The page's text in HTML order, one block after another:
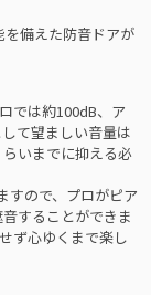
備えた防音ドアが
では約100dB、ア
て望ましい音量は
いまでに抑える必
すので、プロがピア
することができま
ず心ゆくまで楽し